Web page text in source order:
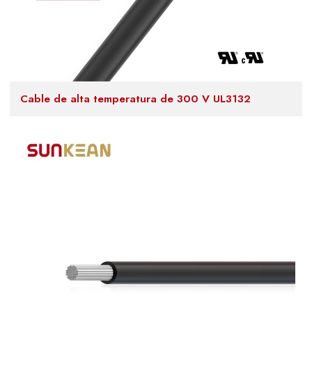
Cable de alta temperatura de 300 V UL3132